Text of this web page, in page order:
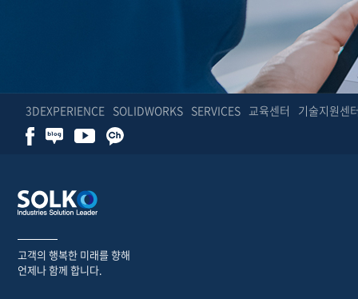
3DEXPERIENCE SOLIDWORKS SERVICES 교육센터 기술지원센터
고객의 행복한 미래를 향해
언제나 함께 합니다.